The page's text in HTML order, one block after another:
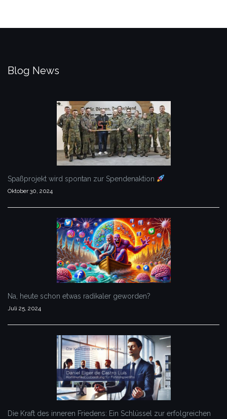
Blog News
Spaßprojekt wird spontan zur Spendenaktion
Oktober 30, 2024
Na, heute schon etwas radikaler geworden?
Juli 25, 2024
Die Kraft des inneren Friedens: Ein Schlüssel zur erfolgreichen